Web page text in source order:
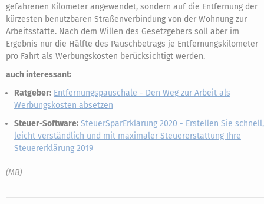
gefahrenen Kilometer angewendet, sondern auf die Entfernung der
kürzesten benutzbaren Straßenverbindung von der Wohnung zur
Arbeitsstätte. Nach dem Willen des Gesetzgebers soll aber im
Ergebnis nur die Hälfte des Pauschbetrags je Entfernungskilometer
pro Fahrt als Werbungskosten berücksichtigt werden.
auch interessant:
Ratgeber: Entfernungspauschale - Den Weg zur Arbeit als
Werbungskosten absetzen
Steuer-Software: SteuerSparErklärung 2020 - Erstellen Sie schnell,
leicht verständlich und mit maximaler Steuererstattung Ihre
Steuererklärung 2019
(MB)